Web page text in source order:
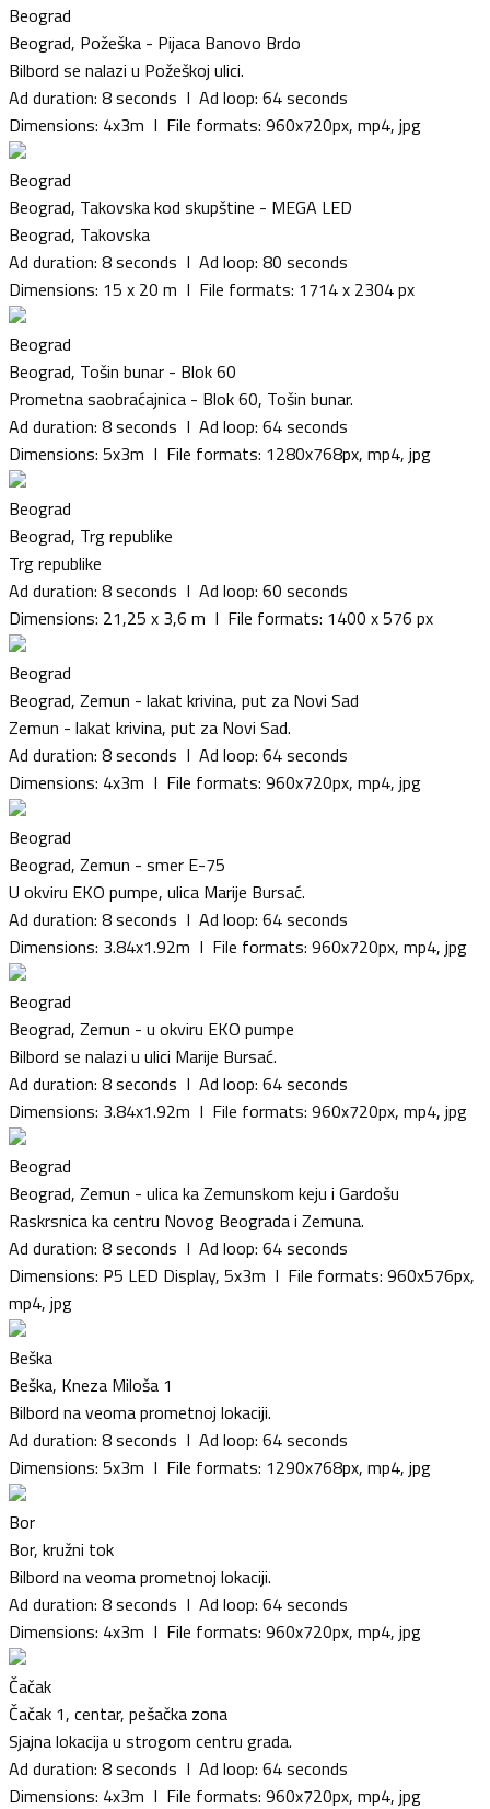
Beograd
Beograd, Požeška - Pijaca Banovo Brdo
Bilbord se nalazi u Požeškoj ulici.
Ad duration: 8 seconds I Ad loop: 64 seconds
Dimensions: 4x3m I File formats: 960x720px, mp4, jpg
Beograd
Beograd, Takovska kod skupštine - MEGA LED
Beograd, Takovska
Ad duration: 8 seconds I Ad loop: 80 seconds
Dimensions: 15 x 20 m I File formats: 1714 x 2304 px
Beograd
Beograd, Tošin bunar - Blok 60
Prometna saobraćajnica - Blok 60, Tošin bunar.
Ad duration: 8 seconds I Ad loop: 64 seconds
Dimensions: 5x3m I File formats: 1280x768px, mp4, jpg
Beograd
Beograd, Trg republike
Trg republike
Ad duration: 8 seconds I Ad loop: 60 seconds
Dimensions: 21,25 x 3,6 m I File formats: 1400 x 576 px
Beograd
Beograd, Zemun - lakat krivina, put za Novi Sad
Zemun - lakat krivina, put za Novi Sad.
Ad duration: 8 seconds I Ad loop: 64 seconds
Dimensions: 4x3m I File formats: 960x720px, mp4, jpg
Beograd
Beograd, Zemun - smer E-75
U okviru EKO pumpe, ulica Marije Bursać.
Ad duration: 8 seconds I Ad loop: 64 seconds
Dimensions: 3.84x1.92m I File formats: 960x720px, mp4, jpg
Beograd
Beograd, Zemun - u okviru EKO pumpe
Bilbord se nalazi u ulici Marije Bursać.
Ad duration: 8 seconds I Ad loop: 64 seconds
Dimensions: 3.84x1.92m I File formats: 960x720px, mp4, jpg
Beograd
Beograd, Zemun - ulica ka Zemunskom keju i Gardošu
Raskrsnica ka centru Novog Beograda i Zemuna.
Ad duration: 8 seconds I Ad loop: 64 seconds
Dimensions: P5 LED Display, 5x3m I File formats: 960x576px,
mp4, jpg
Beška
Beška, Kneza Miloša 1
Bilbord na veoma prometnoj lokaciji.
Ad duration: 8 seconds I Ad loop: 64 seconds
Dimensions: 5x3m I File formats: 1290x768px, mp4, jpg
Bor
Bor, kružni tok
Bilbord na veoma prometnoj lokaciji.
Ad duration: 8 seconds I Ad loop: 64 seconds
Dimensions: 4x3m I File formats: 960x720px, mp4, jpg
Čačak
Čačak 1, centar, pešačka zona
Sjajna lokacija u strogom centru grada.
Ad duration: 8 seconds I Ad loop: 64 seconds
Dimensions: 4x3m I File formats: 960x720px, mp4, jpg